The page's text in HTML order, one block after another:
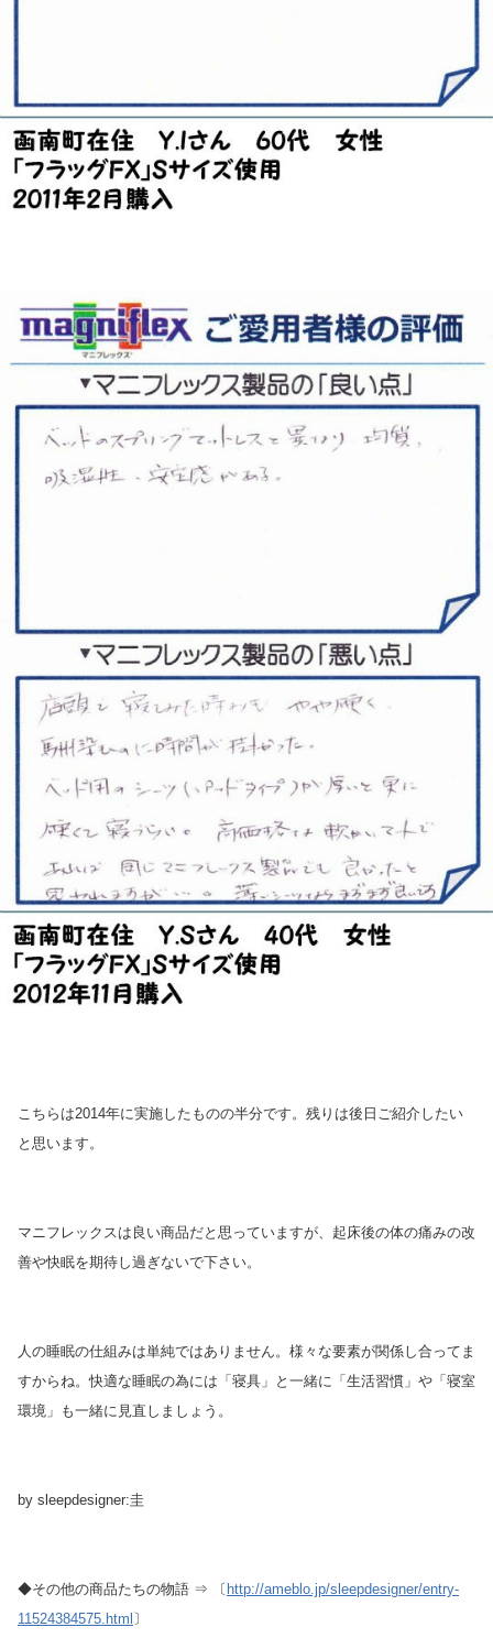
こちらは2014年に実施したものの半分です。残りは後日ご紹介したい
と思います。
マニフレックスは良い商品だと思っていますが、起床後の体の痛みの改
善や快眠を期待し過ぎないで下さい。
人の睡眠の仕組みは単純ではありません。様々な要素が関係し合ってま
すからね。快適な睡眠の為には「寝具」と一緒に「生活習慣」や「寝室
環境」も一緒に見直しましょう。
by sleepdesigner:圭
◆その他の商品たちの物語 ⇒ 〔http://ameblo.jp/sleepdesigner/entry-
11524384575.html〕